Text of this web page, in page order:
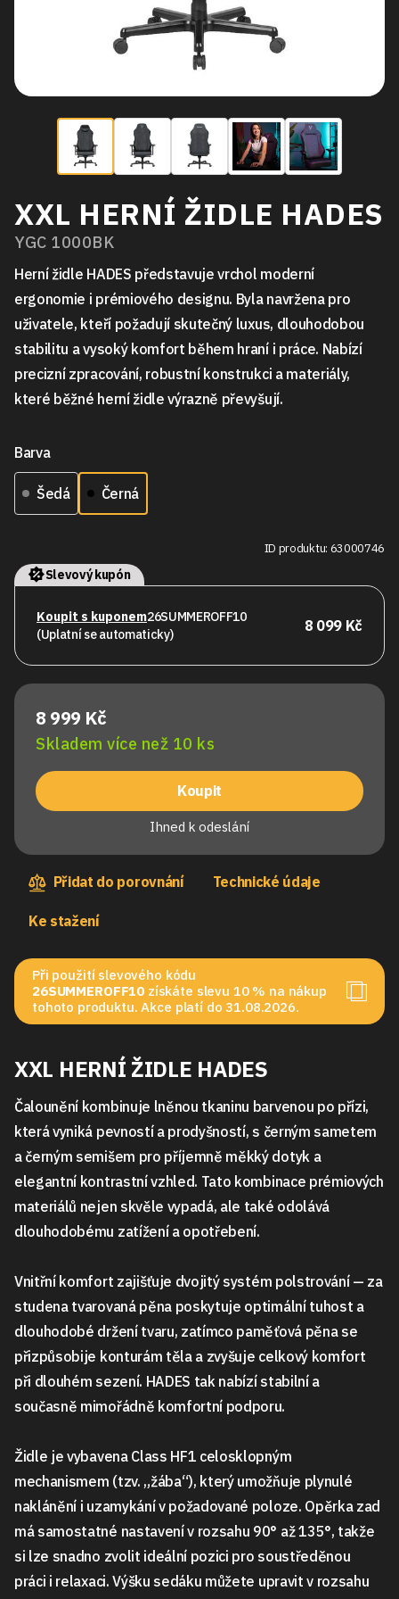
XXL HERNÍ ŽIDLE HADES
YGC 1000BK
Herní židle HADES představuje vrchol moderní
ergonomie i prémiového designu. Byla navržena pro
uživatele, kteří požadují skutečný luxus, dlouhodobou
stabilitu a vysoký komfort během hraní i práce. Nabízí
precizní zpracování, robustní konstrukci a materiály,
které běžné herní židle výrazně převyšují.
Barva
Šedá Černá
ID produktu: 63000746
Slevový kupón
Koupit s kuponem26SUMMEROFF10
(Uplatní se automaticky)
8 099 Kč
8 999 Kč
Skladem více než 10 ks
Koupit
Ihned k odeslání
Přidat do porovnání Technické údaje
Ke stažení
Při použití slevového kódu
26SUMMEROFF10 získáte slevu 10 % na nákup
tohoto produktu. Akce platí do 31.08.2026.
XXL HERNÍ ŽIDLE HADES
Čalounění kombinuje lněnou tkaninu barvenou po přízi,
která vyniká pevností a prodyšností, s černým sametem
a černým semišem pro příjemně měkký dotyk a
elegantní kontrastní vzhled. Tato kombinace prémiových
materiálů nejen skvěle vypadá, ale také odolává
dlouhodobému zatížení a opotřebení.
Vnitřní komfort zajišťuje dvojitý systém polstrování — za
studena tvarovaná pěna poskytuje optimální tuhost a
dlouhodobé držení tvaru, zatímco paměťová pěna se
přizpůsobije konturám těla a zvyšuje celkový komfort
při dlouhém sezení. HADES tak nabízí stabilní a
současně mimořádně komfortní podporu.
Židle je vybavena Class HF1 celosklopným
mechanismem (tzv. „žába“), který umožňuje plynulé
naklánění i uzamykání v požadované poloze. Opěrka zad
má samostatné nastavení v rozsahu 90° až 135°, takže
si lze snadno zvolit ideální pozici pro soustředěnou
práci i relaxaci. Výšku sedáku můžete upravit v rozsahu